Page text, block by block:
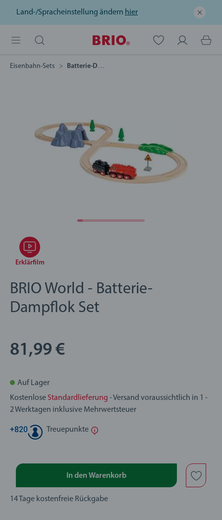
Land-/Spracheinstellung ändern hier
Eisenbahn-Sets Batterie-Dampflok Set
Erklärfilm
BRIO World - Batterie-
Dampflok Set
81,99 €
Auf Lager
Kostenlose Standardlieferung - Versand voraussichtlich in 1 -
2 Werktagen inklusive Mehrwertsteuer
+820 Treuepunkte
In den Warenkorb
14 Tage kostenfreie Rückgabe